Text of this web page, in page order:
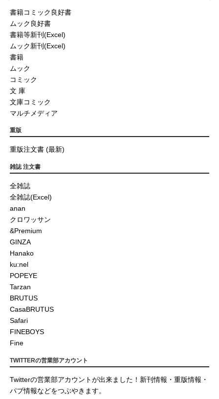
書籍コミック良好書
ムック良好書
書籍等新刊(Excel)
ムック新刊(Excel)
書籍
ムック
コミック
文 庫
文庫コミック
マルチメディア
重版
重版注文書 (最新)
雑誌 注文書
全雑誌
全雑誌(Excel)
anan
クロワッサン
&Premium
GINZA
Hanako
ku:nel
POPEYE
Tarzan
BRUTUS
CasaBRUTUS
Safari
FINEBOYS
Fine
TWITTERの営業部アカウント
Twitterの営業部アカウントが出来ました！新刊情報・重版情報・
パブ情報などをつぶやきます。